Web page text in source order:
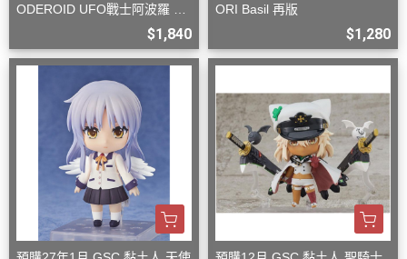
ODEROID UFO戰士阿波羅 大
$1,840
ORI Basil 再版
$1,280